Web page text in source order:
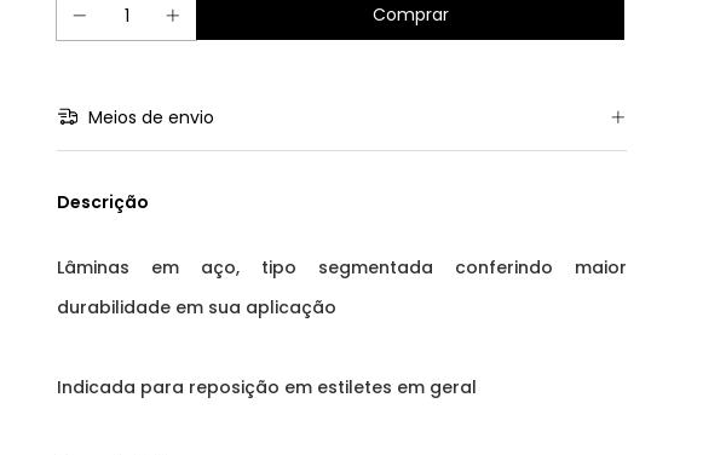
Meios de envio
Descrição
Lâminas em aço, tipo segmentada conferindo maior
durabilidade em sua aplicação
Indicada para reposição em estiletes em geral